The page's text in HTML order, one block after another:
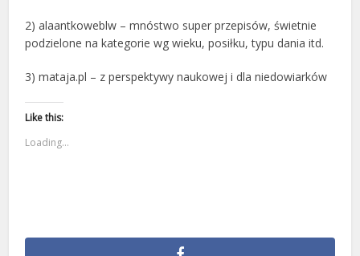
2) alaantkoweblw – mnóstwo super przepisów, świetnie
podzielone na kategorie wg wieku, posiłku, typu dania itd.
3) mataja.pl – z perspektywy naukowej i dla niedowiarków
Like this:
Loading...